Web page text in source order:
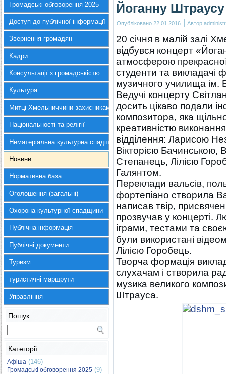
Громадські обговорення 2025
Доступ до публічної інформації
Звернення громадян
Кадри
Консультації з громадськістю
Культура
Митці Хмельниччини захисникам України
Національності та релігії
Нематеріальна культурна спадщина
Новини
Нормативна база
Оголошення (загальні)
Охорона культурної спадщини
Публічна інформація
Публічні документи
Туризм
туристичні маршрути
Управління
Пошук
Категорії
Афіша (146)
Громадські обговорення 2025 (9)
Йоганну
Опубліковано 22.01.2016 | Автор
20 січня в малій залі
відбувся концерт
атмосферою
студенти та викладачі
музичного училища ім.
Ведучі концерту
досить цікаво подали
композитора, яка
креативністю
відділення: Ларисою
Вікторією
Степанець, Лілією
Галянтом.
Переклади вальсів,
фортепіано створила
написав твір,
прозвучав у концерті.
іграми, тестами та
були використані
Лілією Горобець.
Творча формація
слухачам і створила
музика великого
Штрауса.